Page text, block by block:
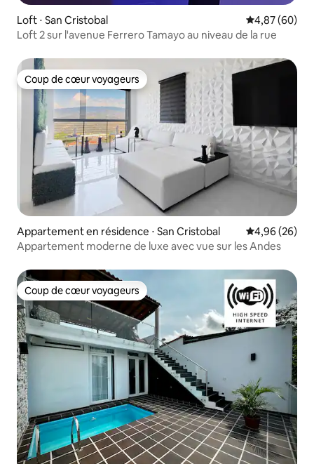
Loft ⋅ San Cristobal Évaluation
4,87 (60)
Loft 2 sur l'avenue Ferrero Tamayo au niveau de la rue
Coup de cœur voyageurs
Coup de cœur voyageurs
Appartement en résidence ⋅ San Cristobal Évaluation
4,96 (26)
Appartement moderne de luxe avec vue sur les Andes
Coup de cœur voyageurs
Coup de cœur voyageurs